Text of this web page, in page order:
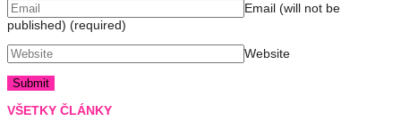
Email (will not be
published) (required)
Website
VŠETKY ČLÁNKY